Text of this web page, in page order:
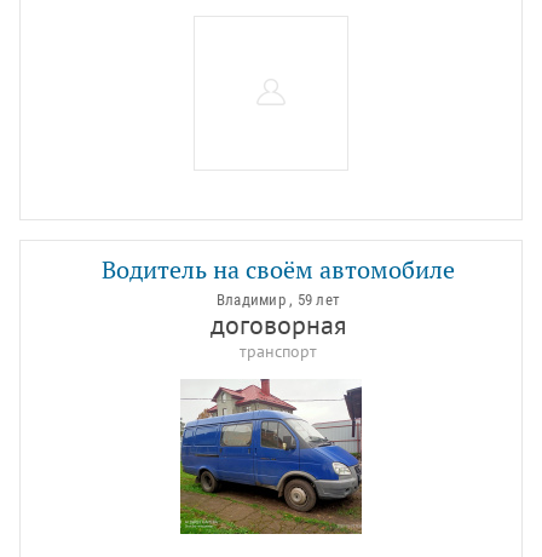
Водитель на своём автомобиле
Владимир , 59 лет
договорная
транспорт